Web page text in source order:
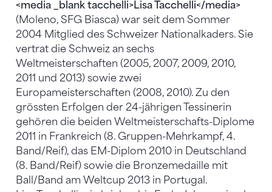
<media _blank tacchelli>Lisa Tacchelli</media>
(Moleno, SFG Biasca) war seit dem Sommer
2004 Mitglied des Schweizer Nationalkaders. Sie
vertrat die Schweiz an sechs
Weltmeisterschaften (2005, 2007, 2009, 2010,
2011 und 2013) sowie zwei
Europameisterschaften (2008, 2010). Zu den
grössten Erfolgen der 24-jährigen Tessinerin
gehören die beiden Weltmeisterschafts-Diplome
2011 in Frankreich (8. Gruppen-Mehrkampf, 4.
Band/Reif), das EM-Diplom 2010 in Deutschland
(8. Band/Reif) sowie die Bronzemedaille mit
Ball/Band am Weltcup 2013 in Portugal.